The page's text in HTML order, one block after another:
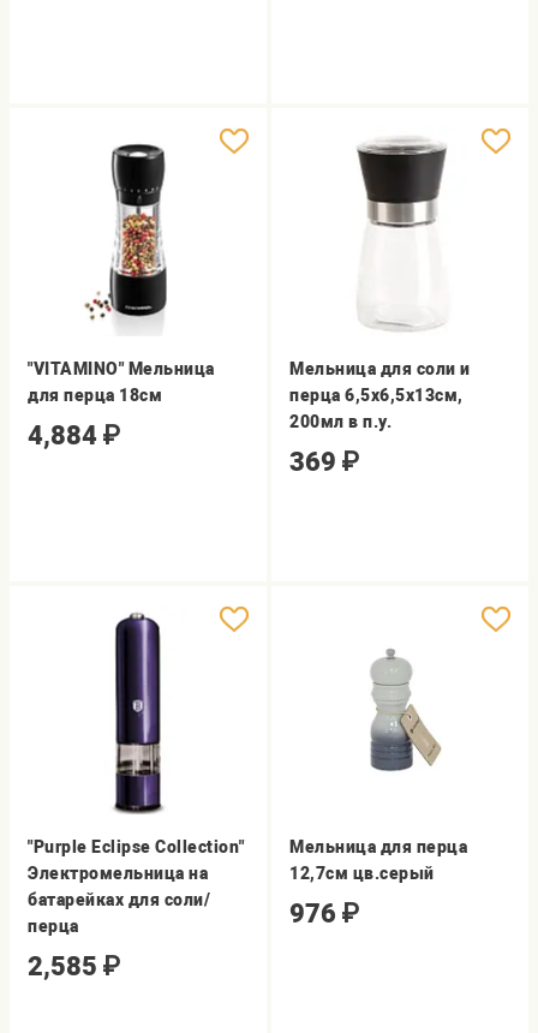
"VITAMINO" Мельница
для перца 18см
4,884 ₽
Мельница для соли и
перца 6,5х6,5х13см,
200мл в п.у.
369 ₽
"Purple Eclipse Collection"
Электромельница на
батарейках для соли/
перца
2,585 ₽
Мельница для перца
12,7см цв.серый
976 ₽